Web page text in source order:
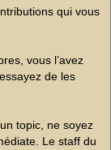
qui vous
vous l’avez
de les
topic, ne soyez
Le staff du